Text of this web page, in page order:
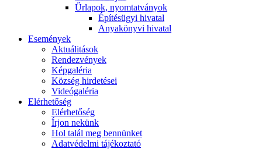
Űrlapok, nyomtatványok
Építésügyi hivatal
Anyakönyvi hivatal
Események
Aktuálitások
Rendezvények
Képgaléria
Község hirdetései
Videógaléria
Elérhetőség
Elérhetőség
Írjon nekünk
Hol talál meg bennünket
Adatvédelmi tájékoztató